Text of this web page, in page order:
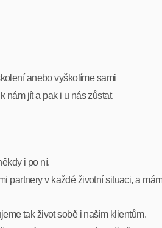
anebo vyškolíme sami
nám jít a pak i u nás zůstat.
i po ní.
partnery v každé životní situaci, a
tak život sobě i našim klientům.